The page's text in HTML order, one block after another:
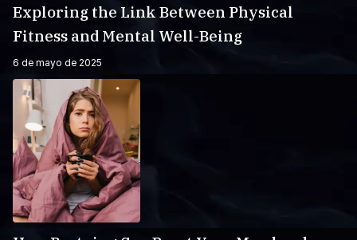
Exploring the Link Between Physical
Fitness and Mental Well-Being
6 de mayo de 2025